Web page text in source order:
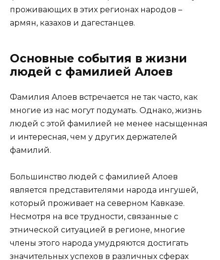
проживающих в этих регионах народов –
армян, казахов и дагестанцев.
Основные события в жизни
людей с фамилией Алоев
Фамилия Алоев встречается не так часто, как
многие из нас могут подумать. Однако, жизнь
людей с этой фамилией не менее насыщенная
и интересная, чем у других держателей
фамилий.
Большинство людей с фамилией Алоев
является представителями народа ингушей,
который проживает на северном Кавказе.
Несмотря на все трудности, связанные с
этнической ситуацией в регионе, многие
члены этого народа умудряются достигать
значительных успехов в различных сферах